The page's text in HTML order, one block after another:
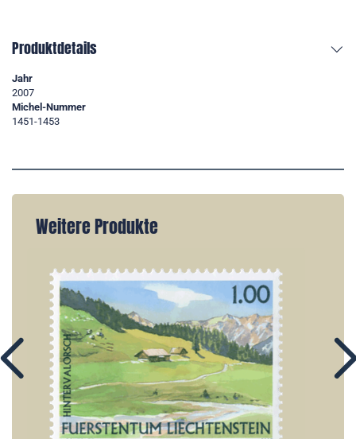
Produktdetails
Jahr
2007
Michel-Nummer
1451-1453
Weitere Produkte